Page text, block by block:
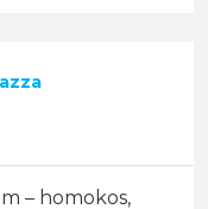
– homokos,